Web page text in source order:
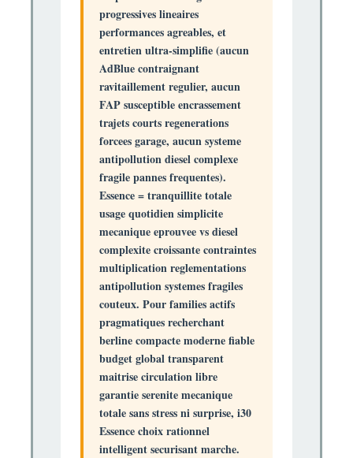
progressives lineaires
performances agreables, et
entretienultra-simplifie(aucun
AdBlue contraignant
ravitaillement regulier, aucun
FAP susceptible encrassement
trajets courts regenerations
forcees garage, aucun systeme
antipollution diesel complexe
fragile pannes frequentes).
Essence =tranquillite totale
usage quotidien simplicite
mecanique eprouvee vs diesel
complexite croissante contraintes
multiplication reglementations
antipollution systemes fragiles
couteux. Pour families actifs
pragmatiques recherchant
berline compacte moderne fiable
budget global transparent
maitrise circulation libre
garantie serenite mecanique
totale sans stress ni surprise, i30
Essence choix rationnel
intelligent securisant marche.